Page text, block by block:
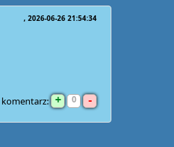
2026-06-26 21:54:34
komentarz: + 0 -